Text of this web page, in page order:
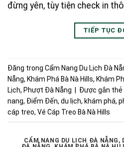
đừng yên, tùy tiện check in
TIẾP TỤC
Đăng trong Cẩm Nang Du Lịch Đà
Nẵng, Khám Phá Bà Nà Hills, Khám
Lịch, Phượt Đà Nẵng Được gắn thẻ
nang, Điểm Đến, du lịch, khám phá,
cáp treo, Vé Cáp Treo Bà Nà Hills
CẨM NANG DU LỊCH ĐÀ NẴNG ,